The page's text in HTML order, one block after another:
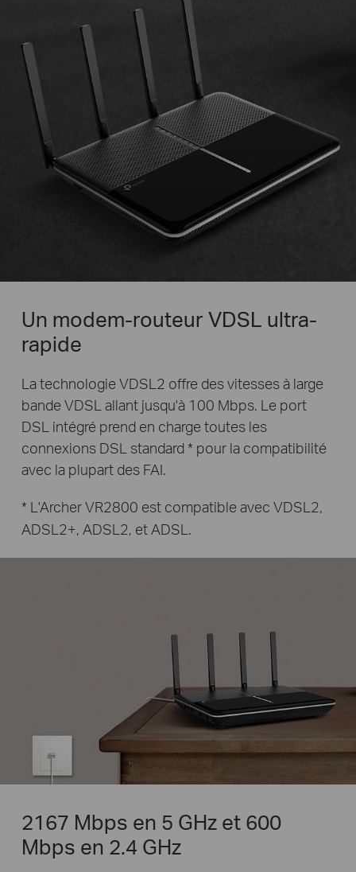
Un modem-routeur VDSL ultra-
rapide
La technologie VDSL2 offre des vitesses à large
bande VDSL allant jusqu'à 100 Mbps. Le port
DSL intégré prend en charge toutes les
connexions DSL standard * pour lacompatibilité
avec la plupart des FAI.
* L'Archer VR2800 est compatible avec VDSL2,
ADSL2+, ADSL2, et ADSL.
2167 Mbps en 5 GHz et 600
Mbps en 2.4 GHz